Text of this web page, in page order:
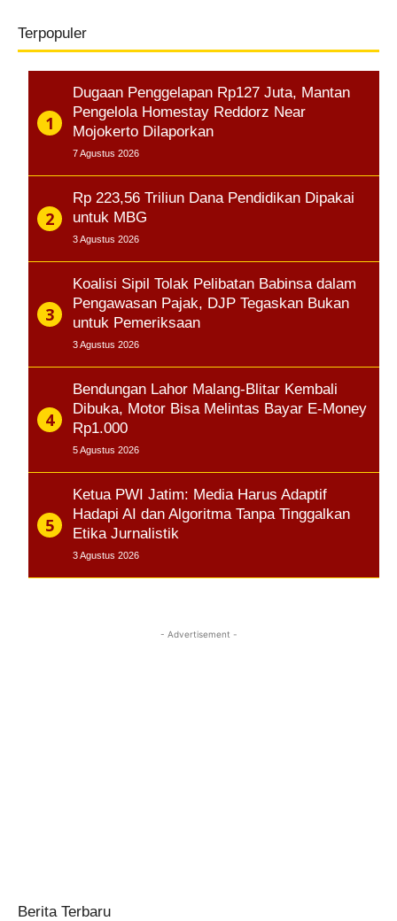
Terpopuler
Dugaan Penggelapan Rp127 Juta, Mantan
Pengelola Homestay Reddorz Near
Mojokerto Dilaporkan
7 Agustus 2026
Rp 223,56 Triliun Dana Pendidikan Dipakai
untuk MBG
3 Agustus 2026
Koalisi Sipil Tolak Pelibatan Babinsa dalam
Pengawasan Pajak, DJP Tegaskan Bukan
untuk Pemeriksaan
3 Agustus 2026
Bendungan Lahor Malang-Blitar Kembali
Dibuka, Motor Bisa Melintas Bayar E-Money
Rp1.000
5 Agustus 2026
Ketua PWI Jatim: Media Harus Adaptif
Hadapi AI dan Algoritma Tanpa Tinggalkan
Etika Jurnalistik
3 Agustus 2026
- Advertisement -
Berita Terbaru